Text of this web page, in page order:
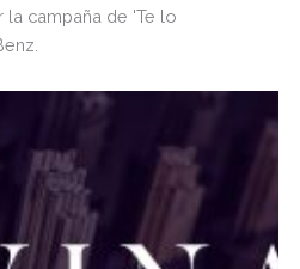
campaña de 'Te lo